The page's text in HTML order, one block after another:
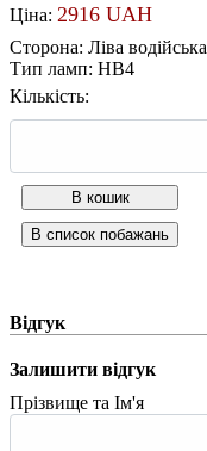
Ціна: 2916 UAH
Сторона: Ліва водійська
Тип ламп: HB4
Кількість:
Відгук
Залишити відгук
Прізвище та Ім'я